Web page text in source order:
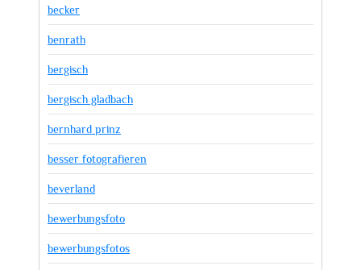
becker
benrath
bergisch
bergisch gladbach
bernhard prinz
besser fotografieren
beverland
bewerbungsfoto
bewerbungsfotos